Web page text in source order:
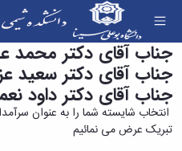
همکاران محترم
و علوم نفت
جناب آقای دکتر محمد
جناب آقای دکتر سعید
جناب آقای دکتر داود
تبریک عرض می نمائیم